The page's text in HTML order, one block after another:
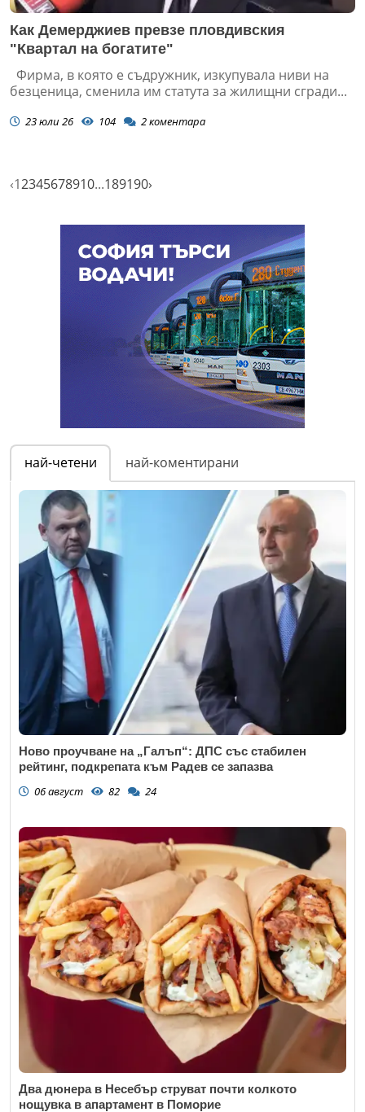
Как Демерджиев превзе пловдивския
"Квартал на богатите"
Фирма, в която е съдружник, изкупувала ниви на
безценица, сменила им статута за жилищни сгради...
23 юли 26 104 2коментара
‹12345678910...189190›
най-четени най-коментирани
Ново проучване на „Галъп“: ДПС със стабилен
рейтинг, подкрепата към Радев се запазва
06 август 82 24
Два дюнера в Несебър струват почти колкото
нощувка в апартамент в Поморие